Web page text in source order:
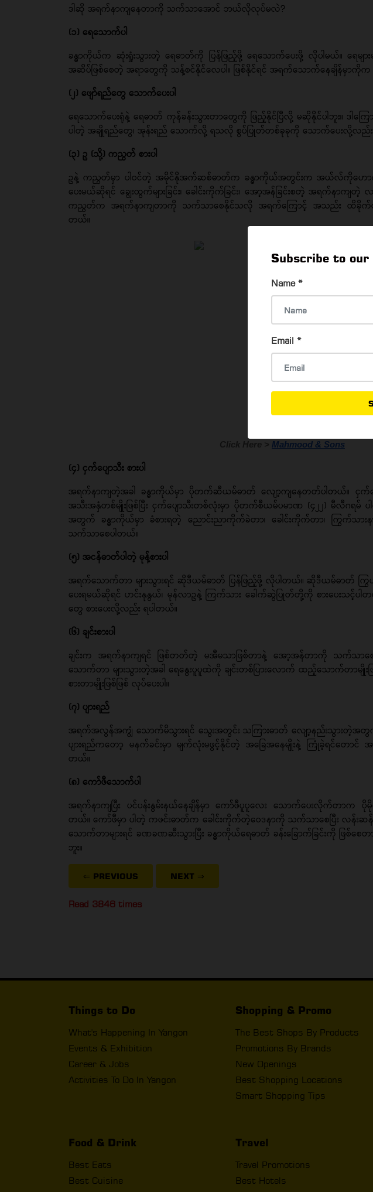
Subscribe to
Name *
Email *
ဒါဆို အရက်နာကျနေတာကို သက်သာအောင် ဘယ်လိုလုပ်မလဲ?
(၁) ရေသောက်ပါ
ခန္ဓာကိုယ်က ဆုံးရှုံးသွားတဲ့ ရေဓာတ်ကို ပြန်ဖြည့်ဖို့ ရေသောက်ပေးဖို့ လိုပါမယ်။ ရေမျာ
အဆိပ်ဖြစ်စေတဲ့ အရာတွေကို သန့်စင်နိုင်လေပါ။ ဖြစ်နိုင်ရင် အရက်သောက်နေချိန်မှာကိုက
(၂) ဖျော်ရည်တွေ သောက်ပေးပါ
ရေသောက်ပေးရုံနဲ့ ရေဓာတ် ကုန်ခန်းသွားတာတွေကို ဖြည့်နိုင်ပြီလို့ မဆိုနိုင်ပါဘူး။ ဒါကြေ
ပါတဲ့ အချိုရည်တွေ၊ အုန်းရည် သောက်လို့ ရသလို စွပ်ပြုတ်တစ်ခုခုကို သောက်ပေးလို့လည်း
(၃) ဥ (သို့) ကညွတ် စားပါ
ဥနဲ့ ကညွတ်မှာ ပါဝင်တဲ့ အမိုင်နိုအက်ဆစ်ဓာတ်က ခန္ဓာကိုယ်အတွင်းက အယ်လ်ကိုဟောကို ခ
ပေးမယ်ဆိုရင် ချွေးထွက်များခြင်း၊ ခေါင်းကိုက်ခြင်း၊ အော့အန်ခြင်းစတဲ့ အရက်နာ
ကညွတ်က အရက်နာကျတာကို သက်သာစေနိုင်သလို အရက်ကြောင့် အသည်း ထိခိုက်ပျ
တယ်။
Mahmood & Sons
(၄) ငှက်ပျောသီး စားပါ
အရက်နာကျတဲ့အခါ ခန္ဓာကိုယ်မှာ ပိုတက်ဆီယမ်ဓာတ် လျော့ကျနေတတ်ပါတယ်။ ငှ
အသီးအနှံတစ်မျိုးဖြစ်ပြီး ငှက်ပျောသီးတစ်လုံးမှာ ပိုတက်စီယမ်ပမာဏ (၄၂၂) မီလီဂရမ် ပါ
အတွက် ခန္ဓာကိုယ်မှာ ခံစားရတဲ့ ညောင်းညာကိုက်ခဲတာ၊ ခေါင်းကိုက်တာ၊ ကြွက်သာ
သက်သာစေပါတယ်။
(၅) အငန်ဓာတ်ပါတဲ့ မုန့်စားပါ
အရက်သောက်တာ များသွားရင် ဆိုဒီယမ်ဓာတ် ပြန်ဖြည့်ဖို့ လိုပါတယ်။ ဆိုဒီယမ်ဓာတ်
ပေးရမယ်ဆိုရင် ဟင်းနုနွယ်၊ မုန်လာဥနဲ့ ကြက်သား ခေါက်ဆွဲပြုတ်တို့ကို စားပေးသင့်ပ
တွေ စားပေးလို့လည်း ရပါတယ်။
(၆) ချင်းစားပါ
ချင်းက အရက်နာကျရင် ဖြစ်တတ်တဲ့ မအီမသာဖြစ်တာနဲ့ အော့အန်တာကို သက်သာ
သောက်တာ များသွားတဲ့အခါ ရေနွေးပူပူထဲကို ချင်းတစ်ပြားလောက် ထည့်သောက်တာမျိုးဖြစ်ဖြ
စားတာမျိုးဖြစ်ဖြစ် လုပ်ပေးပါ။
(၇) ပျားရည်
အရက်အလွန်အကျွံ သောက်မိသွားရင် သွေးအတွင်း သကြားဓာတ် လျော့နည်းသွားတဲ့အတွ
ပျားရည်ကတော့ မနက်ခင်းမှာ မျက်လုံးမဖွင့်နိုင်တဲ့ အခြေအနေမျိုးနဲ့ ကြုံခဲ့ရင်တောင် အာ
တယ်။
(၈) ကော်ဖီသောက်ပါ
အရက်နာကျပြီး ပင်ပန်းနွမ်းနယ်နေချိန်မှာ ကော်ဖီပူပူလေး သောက်ပေးလိုက်တာက ပိုမို
တယ်။ ကော်ဖီမှာ ပါတဲ့ ကဖင်းဓာတ်က ခေါင်းကိုက်တဲ့ဝေဒနာကို သက်သာစေပြီး လန်းဆ
သောက်တာများရင် ခဏခဏဆီးသွားပြီး ခန္ဓာကိုယ်ရေဓာတ် ခန်းခြောက်ခြင်းကို ဖြစ်စေတ
ဘူး။
⇐ PREVIOUS NEXT ⇒
Read 3846 times
Things to Do
What's Happening In Yangon
Events & Exhibition
Career & Jobs
Activities To Do In Yangon
Shopping & Promo
The Best Shops By Products
Promotions By Brands
New Openings
Best Shopping Locations
Smart Shopping Tips
Food & Drink
Best Eats
Best Cuisine
Travel
Travel Promotions
Best Hotels